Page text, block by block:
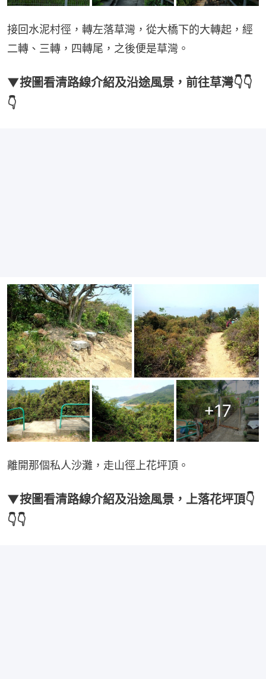
接回水泥村徑，轉左落草灣，從大橋下的大轉起，經
二轉、三轉，四轉尾，之後便是草灣。
▼按圖看清路線介紹及沿途風景，前往草灣👇👇
👇
+17
離開那個私人沙灘，走山徑上花坪頂。
▼按圖看清路線介紹及沿途風景，上落花坪頂👇
👇👇